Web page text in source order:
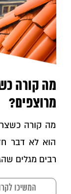
מה קורה
מרוצפים?
מה קורה
הוא לא דבר
רבים מגלים
המשיכו